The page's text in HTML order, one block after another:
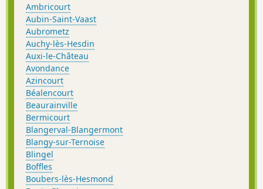
Ambricourt
Aubin-Saint-Vaast
Aubrometz
Auchy-lès-Hesdin
Auxi-le-Château
Avondance
Azincourt
Béalencourt
Beaurainville
Bermicourt
Blangerval-Blangermont
Blangy-sur-Ternoise
Blingel
Boffles
Boubers-lès-Hesmond